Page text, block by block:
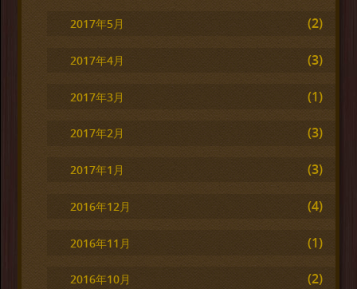
2017年5月 (2)
2017年4月 (3)
2017年3月 (1)
2017年2月 (3)
2017年1月 (3)
2016年12月 (4)
2016年11月 (1)
2016年10月 (2)